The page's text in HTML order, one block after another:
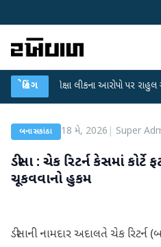
બ્રેકિંગ
પરીક્ષા લીકના આરોપો પર રાહુલ ગાંધીએ
બનાસકાંઠા 18 મે, 2026 Super
ડીસા : ચેક રિટર્ન કેસમાં કોર્ટે
ચૂકવવાનો હુકમ
ડીસાની નામદાર અદાલતે ચેક